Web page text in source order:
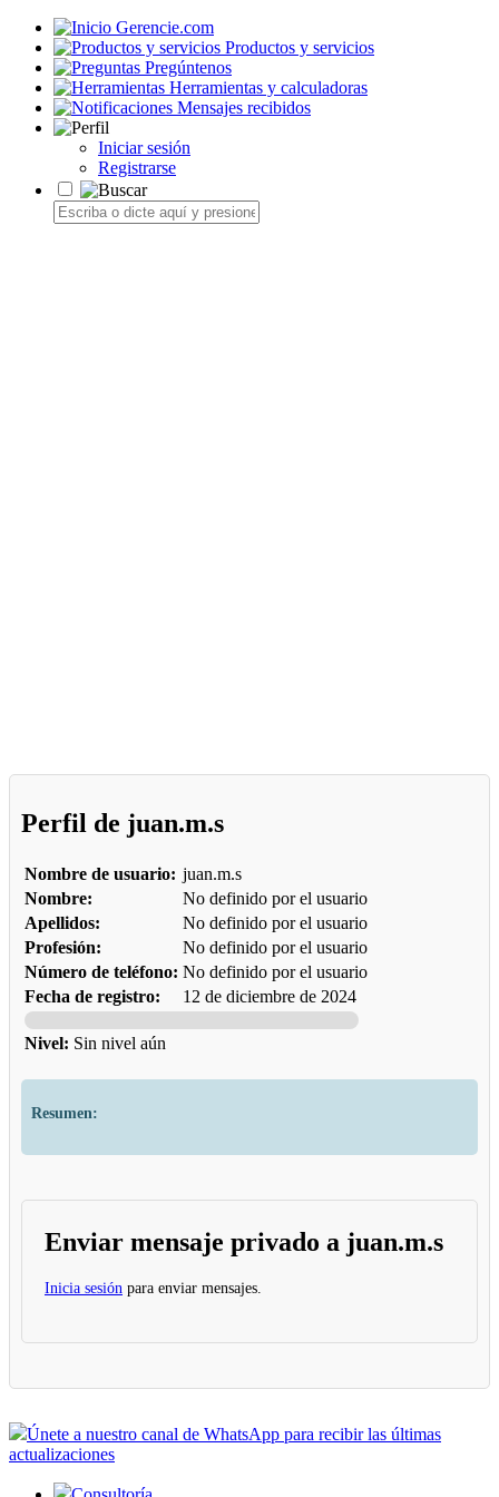
Gerencie.com
Productos y servicios
Pregúntenos
Herramientas y calculadoras
Mensajes recibidos
Iniciar sesión
Registrarse
Perfil de juan.m.s
Nombre de usuario: juan.m.s
Nombre:
No definido por el usuario
Apellidos:
No definido por el usuario
Profesión:
No definido por el usuario
Número de teléfono: No definido por el usuario
Fecha de registro:
12 de diciembre de 2024
Nivel: Sin nivel aún
Resumen:
Enviar mensaje privado a juan.m.s
Inicia sesión para enviar mensajes.
Únete a nuestro canal de WhatsApp para recibir las últimas
actualizaciones